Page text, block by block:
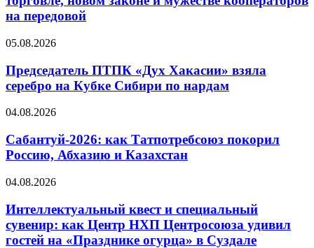
на передовой
05.08.2026
Председатель ПТПК «Дух Хакасии» взяла
серебро на Кубке Сибири по нардам
04.08.2026
Сабантуй-2026: как Татпотребсоюз покорил
Россию, Абхазию и Казахстан
04.08.2026
Интеллектуальный квест и специальный
сувенир: как Центр НХП Центросоюза удивил
гостей на «Празднике огурца» в Суздале